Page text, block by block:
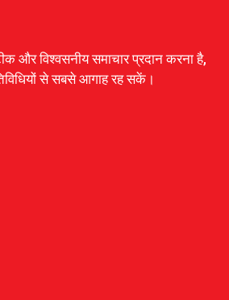
और विश्वसनीय समाचार प्रदान करना है,
से सबसे आगाह रह सकें।